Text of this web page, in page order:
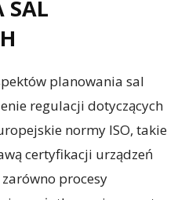
SAL
planowania sal
regulacji dotyczących
normy ISO, takie
certyfikacji urządzeń
procesy